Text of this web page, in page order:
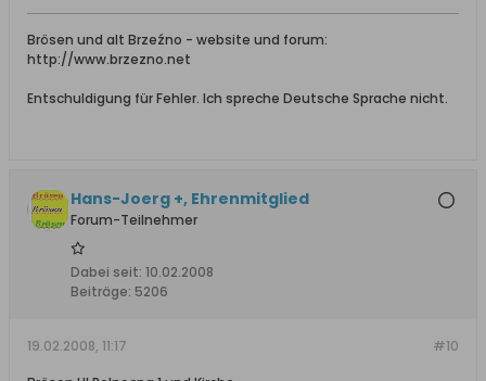
Brösen und alt Brzeźno - website und forum:
http://www.brzezno.net
Entschuldigung für Fehler. Ich spreche Deutsche Sprache nicht.
Hans-Joerg +, Ehrenmitglied
Forum-Teilnehmer
Dabei seit: 10.02.2008
Beiträge: 5206
#10
19.02.2008, 11:17